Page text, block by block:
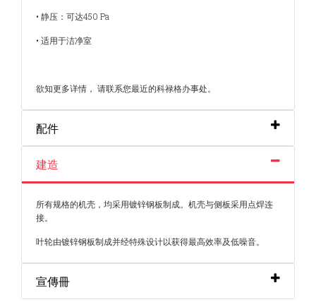
• 静压：可达450 Pa
• 适用于洁净室
欲知更多详情， 请联系您最近的科禄格办事处。
配件
建造
所有规格的机壳，均采用镀锌钢板制成。机壳与侧板采用点焊连
接。
叶轮由镀锌钢板制成并经特殊设计以获得最高效率及低噪音。
宣傳冊